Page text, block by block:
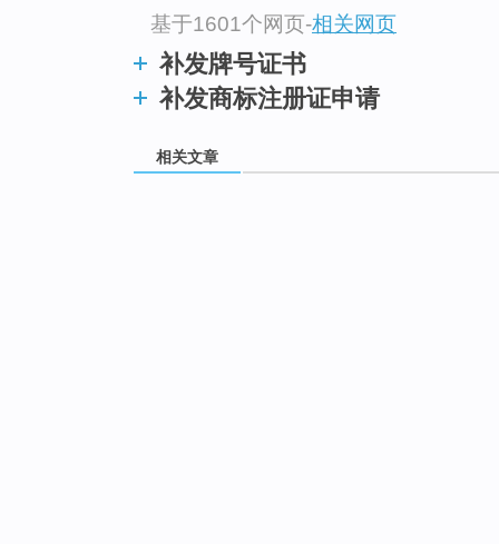
基于1601个网页-相关网页
补发牌号证书
补发商标注册证申请
相关文章